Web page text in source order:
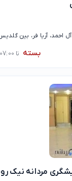
آل احمد، آریا فر، بین
بسته تا 07:00
مردانه نیک